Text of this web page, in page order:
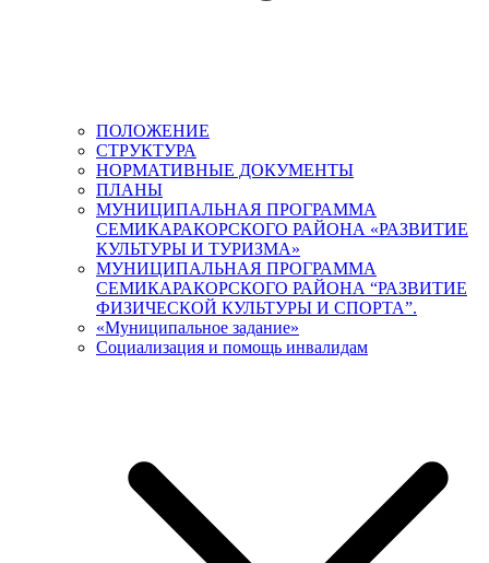
ПОЛОЖЕНИЕ
СТРУКТУРА
НОРМАТИВНЫЕ ДОКУМЕНТЫ
ПЛАНЫ
МУНИЦИПАЛЬНАЯ ПРОГРАММА
СЕМИКАРАКОРСКОГО РАЙОНА «РАЗВИТИЕ
КУЛЬТУРЫ И ТУРИЗМА»
МУНИЦИПАЛЬНАЯ ПРОГРАММА
СЕМИКАРАКОРСКОГО РАЙОНА “РАЗВИТИЕ
ФИЗИЧЕСКОЙ КУЛЬТУРЫ И СПОРТА”.
«Муниципальное задание»
Социализация и помощь инвалидам